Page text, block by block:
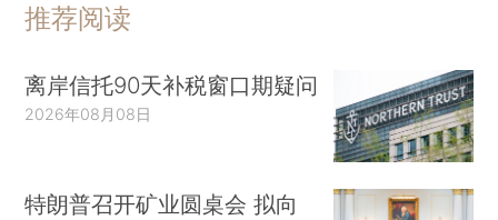
推荐阅读
离岸信托90天补税窗口期疑问
2026年08月08日
特朗普召开矿业圆桌会 拟向